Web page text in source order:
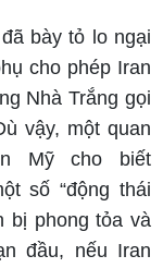
bày tỏ lo ngại
cho phép Iran
Nhà Trắng gọi
vậy, một quan
Mỹ cho biết
số “động thái
bị phong tỏa và
đầu, nếu Iran